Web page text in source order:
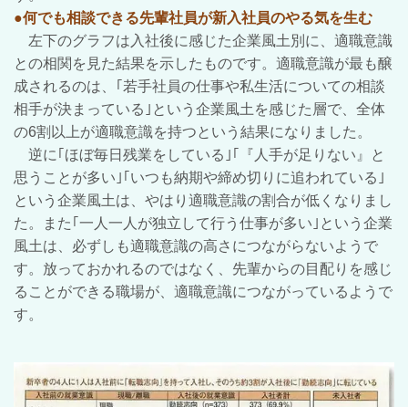
●何でも相談できる先輩社員が新入社員のやる気を生む
左下のグラフは入社後に感じた企業風土別に、適職意識
との相関を見た結果を示したものです。適職意識が最も醸
成されるのは、｢若手社員の仕事や私生活についての相談
相手が決まっている｣という企業風土を感じた層で、全体
の6割以上が適職意識を持つという結果になりました。
逆に｢ほぼ毎日残業をしている｣｢『人手が足りない』と
思うことが多い｣｢いつも納期や締め切りに追われている｣
という企業風土は、やはり適職意識の割合が低くなりまし
た。また｢一人一人が独立して行う仕事が多い｣という企業
風土は、必ずしも適職意識の高さにつながらないようで
す。放っておかれるのではなく、先輩からの目配りを感じ
ることができる職場が、適職意識につながっているようで
す。